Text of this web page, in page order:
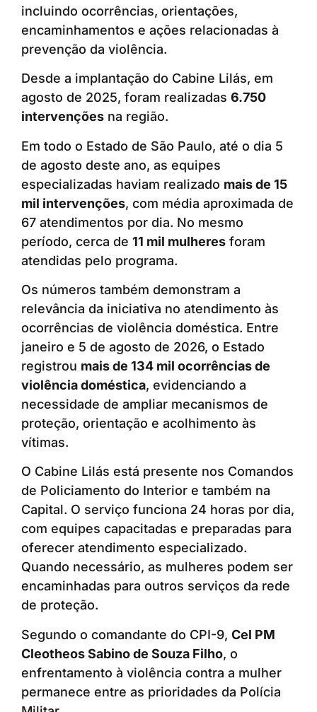
incluindo ocorrências, orientações,
encaminhamentos e ações relacionadas à
prevenção da violência.
Desde a implantação do Cabine Lilás, em
agosto de 2025, foram realizadas 6.750
intervenções na região.
Em todo o Estado de São Paulo, até o dia 5
de agosto deste ano, as equipes
especializadas haviam realizado mais de 15
mil intervenções, com média aproximada de
67 atendimentos por dia. No mesmo
período, cerca de 11 mil mulheres foram
atendidas pelo programa.
Os números também demonstram a
relevância da iniciativa no atendimento às
ocorrências de violência doméstica. Entre
janeiro e 5 de agosto de 2026, o Estado
registrou mais de 134 mil ocorrências de
violência doméstica, evidenciando a
necessidade de ampliar mecanismos de
proteção, orientação e acolhimento às
vítimas.
O Cabine Lilás está presente nos Comandos
de Policiamento do Interior e também na
Capital. O serviço funciona 24 horas por dia,
com equipes capacitadas e preparadas para
oferecer atendimento especializado.
Quando necessário, as mulheres podem ser
encaminhadas para outros serviços da rede
de proteção.
Segundo o comandante do CPI-9, Cel PM
Cleotheos Sabino de Souza Filho, o
enfrentamento à violência contra a mulher
permanece entre as prioridades da Polícia